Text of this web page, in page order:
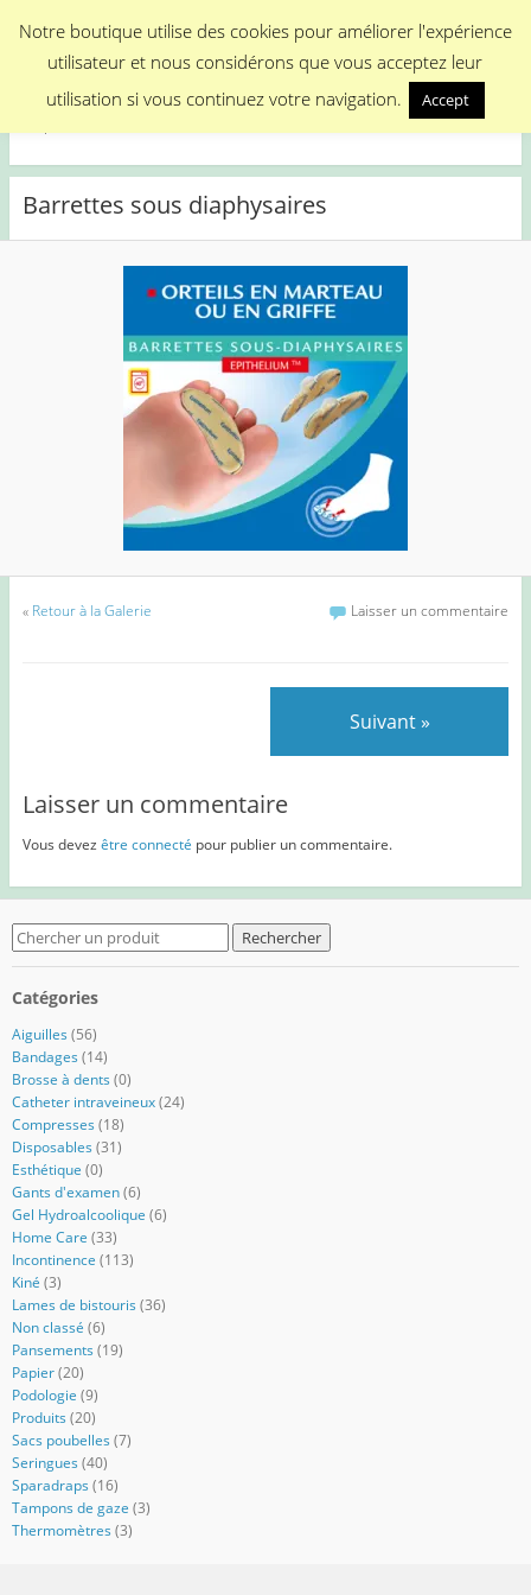
Menu
Medical Promotion
Barrettes sous diaphysaires
« Retour à la Galerie Laisser un commentaire
Suivant »
Laisser un commentaire
Vous devez être connecté pour publier un commentaire.
Search
for:
Catégories
Aiguilles (56)
Bandages (14)
Brosse à dents (0)
Catheter intraveineux (24)
Compresses (18)
Disposables (31)
Esthétique (0)
Gants d'examen (6)
Gel Hydroalcoolique (6)
Home Care (33)
Incontinence (113)
Kiné (3)
Lames de bistouris (36)
Non classé (6)
Pansements (19)
Papier (20)
Podologie (9)
Produits (20)
Sacs poubelles (7)
Seringues (40)
Sparadraps (16)
Tampons de gaze (3)
Thermomètres (3)
Notre boutique utilise des cookies pour améliorer l'expérience
utilisateur et nous considérons que vous acceptez leur
utilisation si vous continuez votre navigation.
Accept